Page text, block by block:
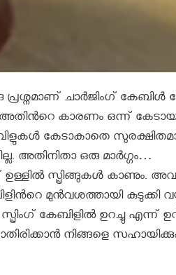
പ്രശ്നമാണ് ചാർജിംഗ്
അതിൻറെ കാരണം ഒന്ന്
കേടാകാതെ
അതിനിതാ ഒരു മാർഗ്ഗം…
സ്പ്രിങ്ങുകൾ കാണും.
മുന്‍വശത്തായി കുടുക്കി
കേബിളില്‍ ഉറച്ചു എന്ന്
നിങ്ങളെ